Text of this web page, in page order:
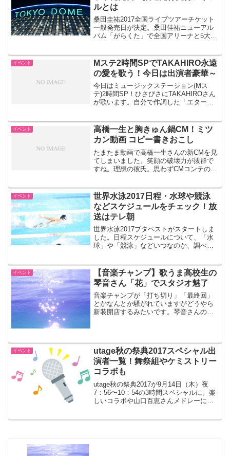
ルとは
桑田圭祐2017全国ライブツアーチケット
一般発売日が決定。桑田佳祐ニューアル
バム「がらくた」で全国アリーナと5大ド
シリアル封入に注目ですね。
イベント
Mステ2時間SPでTAKAHIRO永遠
の愛を歌う！今日は出演者豪華～
今日はミュージックステーション(Mス
テ)2時間SP！ひさびさにTAKAHIROさん
が歌います。自分で作詞した「エターナ
者ですね。
イベント
高橋一生と胸きゅん鍋CM！ミツ
カン動画 コピー書きおこし
たまたま動画で高橋一生さんの新CMを見
てしまいました。笑顔の破壊力が抜群で
すね。理想の彼氏。思わずCMコンテのコ
われます。
イベント
世界水泳2017日程・水球や競泳
などスケジュールをチェック！放
送はテレ朝
世界水泳2017ブタペストがスタートしま
した。日程スケジュールについて、「水
球」や「競泳」などいつなのか、調べて
で。20日夜から放送されますね。
イベント
【音楽チャンプ】歌うま高校生の
琴音さん「花」でスタジオ魅了
音楽チャンプが「打ち切り」「最終回」
とかなんとか騒がれていますがどうやら
新装開店するみたいです。琴音さんの今
イベント
utage秋の祭典2017スペシャル出
演者一覧！舞祭組やケミストリー
コラボも
utage秋の祭典2017が9月14日（木）夜
7：56〜10：54の3時間スペシャルに。楽
しいコラボや山口百恵さんメドレーには